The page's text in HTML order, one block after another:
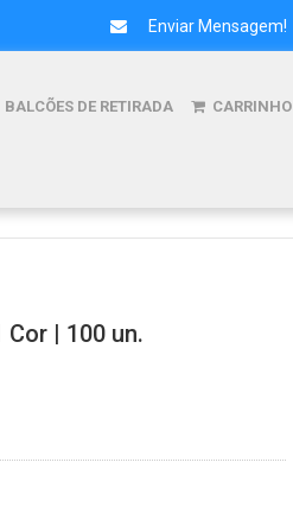
Enviar Mensagem!
BALCÕES DE RETIRADA CARRINHO
| 100 un.